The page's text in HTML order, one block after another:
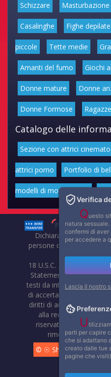
Schizzare Masturbazione
Casalinghe Fighe depilate
piccole Tette medie
Amanti del fumo Giochi
Donne mature Donne
Donne Formose
Catalogo delle
Sezione con attrici
attrici porno Portfolio di
modelli di moda volgari
Dichiarazione di non
persone che compaiono
18 U.S.C. 2257 Record-
Statement. Affaritaliani,
testi da internet, compie
di accertarne il libero
diritti di autore o altri
alla redazione
riservato, scriveteci:
rimozione del
© ☉ Show di Sesso
Verifica
Questo
natura
confermi di aver
per accedere a
Lascia il nostro
U
parti per capire
che si adattano
creato dalle tue
pagine che